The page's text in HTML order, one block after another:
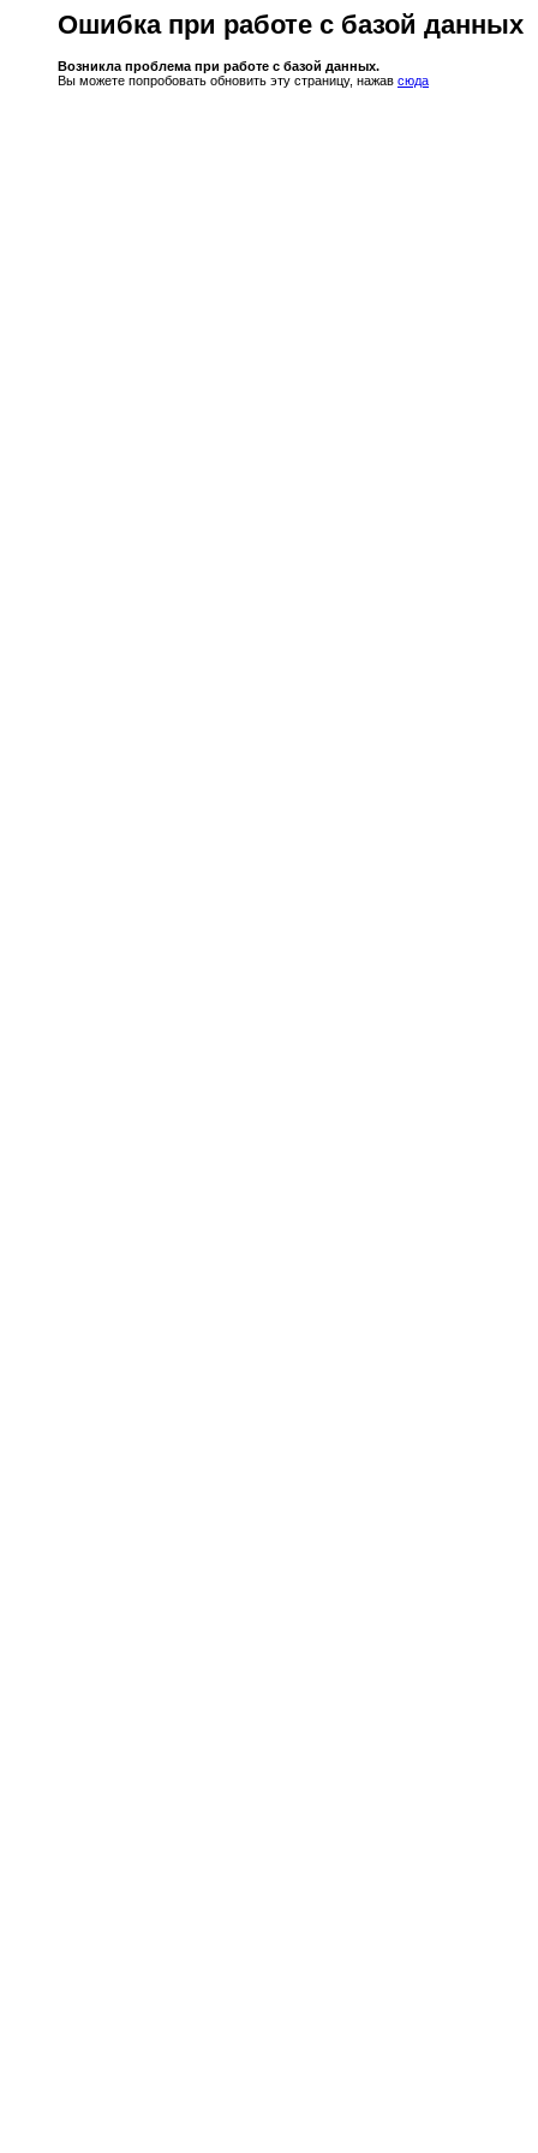
Ошибка при работе с базой данных
Возникла проблема при работе с базой данных.
Вы можете попробовать обновить эту страницу, нажав сюда